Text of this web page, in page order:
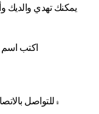
يمكنك تهدي والديك
اكتب اسم
📱 للتواصل